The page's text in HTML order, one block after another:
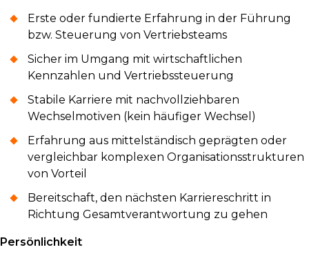
Erste oder fundierte Erfahrung in der Führung
bzw. Steuerung von Vertriebsteams
Sicher im Umgang mit wirtschaftlichen
Kennzahlen und Vertriebssteuerung
Stabile Karriere mit nachvollziehbaren
Wechselmotiven (kein häufiger Wechsel)
Erfahrung aus mittelständisch geprägten oder
vergleichbar komplexen Organisationsstrukturen
von Vorteil
Bereitschaft, den nächsten Karriereschritt in
Richtung Gesamtverantwortung zu gehen
Persönlichkeit